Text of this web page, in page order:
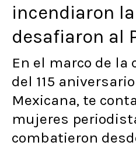
incendiaron
desafiaron al
En el marco de la
del 115
Mexicana, te
mujeres
combatieron